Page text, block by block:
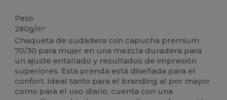
Peso
280g/m²
Chaqueta de sudadera con capucha premium
70/30 para mujer en una mezcla duradera para
un ajuste entallado y resultados de impresión
superiores. Esta prenda está diseñada para el
confort. Ideal tanto para el branding al por mayor
como para el uso diario, cuenta con una